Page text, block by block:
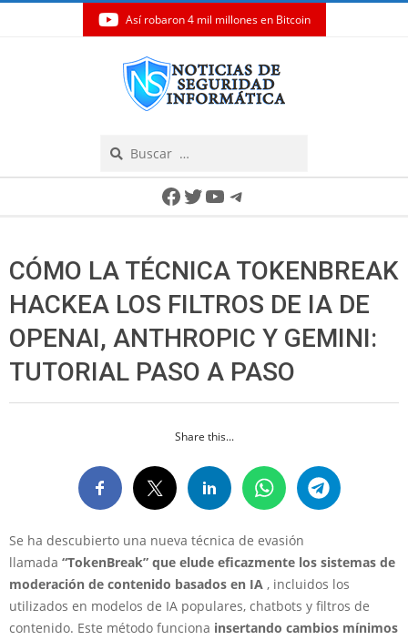
Así robaron 4 mil millones en Bitcoin
Facebook
Twitter
YouTube
Telegram
CÓMO LA TÉCNICA TOKENBREAK
HACKEA LOS FILTROS DE IA DE
OPENAI, ANTHROPIC Y GEMINI:
TUTORIAL PASO A PASO
Share this...
Se ha descubierto una nueva técnica de evasión
llamada “TokenBreak” que elude eficazmente los sistemas de
moderación de contenido basados ​​en IA , incluidos los
utilizados en modelos de IA populares, chatbots y filtros de
contenido. Este método funciona insertando cambios mínimos